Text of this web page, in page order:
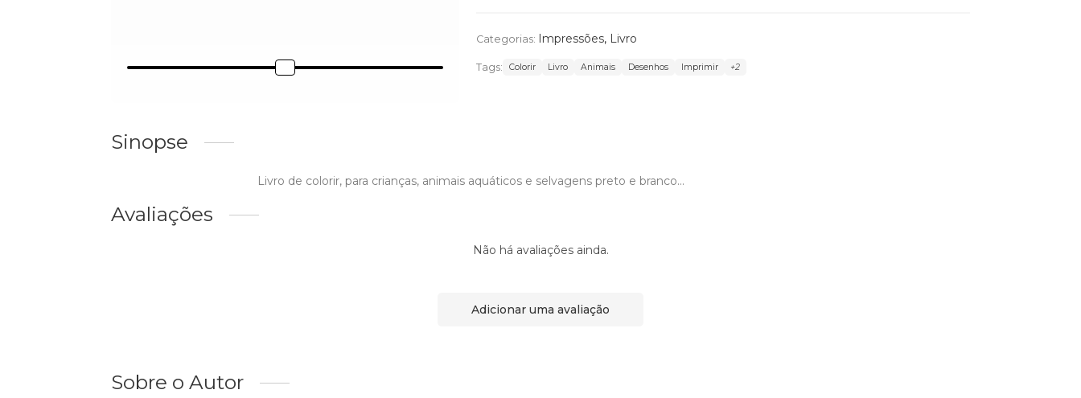
Categorias: Impressões, Livro
Tags: Colorir Livro Animais Desenhos Imprimir +2
Sinopse
Livro de colorir, para crianças, animais aquáticos e selvagens preto e branco...
Avaliações
Não há avaliações ainda.
Adicionar uma avaliação
Sobre o Autor